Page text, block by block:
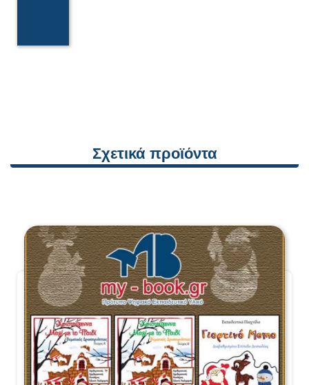
Σχετικά προϊόντα